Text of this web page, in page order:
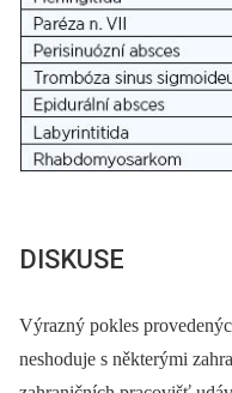
DISKUSE
Výrazný pokles
neshoduje s některými